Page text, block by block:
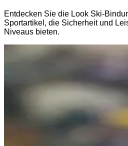
Entdecken Sie die Look Ski-
Sportartikel, die Sicherheit und
Niveaus bieten.